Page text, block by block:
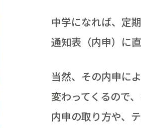
中学になれば、定
通知表（内申）に
当然、その内申に
変わってくるので
内申の取り方や、